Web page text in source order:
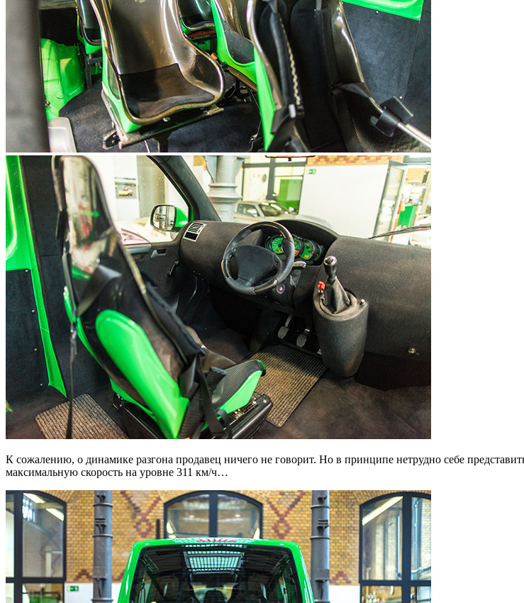
К сожалению, о динамике разгона продавец ничего не говорит. Но в принципе нетрудно себе
максимальную скорость на уровне 311 км/ч…